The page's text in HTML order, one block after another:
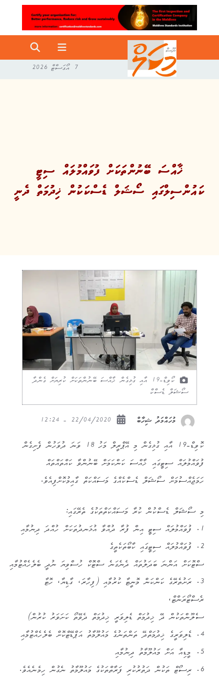
7 އޯގަސްޓް 2026
ޚާއްސަ ބޭނުންތަކަށް ފުވައްމުލައް ސިޓީ
ކައުންސިލްގައި ސޯޝަލް ޑެސްކަކުން ޚިދުމަތް ދެނީ
ކޯވިޑް-19 އާއި ގުޅިގެން ޚާއްސަ ބޭނުންތަކަށް ކުރިޔަށް ގެންދާ
ސޯޝަލް ޑެސްކް
މުހައްމަދު ޝިހާބް
ކޮވިޑް-19 އާއި ގުޅިގެން މި އޭޕްރީލް މަހު 18 ވަނަ ދުވަހުން ފެށިގެން
ފުވައްމުލައް ސިޓީގައި ޚާއްސަ ކަންކަމަށް ބޭނުންވާ ކައްތައްތައް
ހަމަޖެއްސުމަށް ސޯޝަލް ޑެސްކެއްގެ މަސައްކަތް ގާއިމުކޮށްފިއެވެ.
މި ސޯޝަލް ޑެސްކުން ކުރާ މަސައްކަތްތަކުގެ ތެރޭގައި:
1. ފުވައްމުލައް ސިޓީ އިން ފުރާ ދުއްވާ އުޅަނދުތަކަށް ހުއްދަ ދިނުމާއި
2. ފުވައްމުލައް ސިޓީގައި ކާބޯތަކެތީގެ
ސްޓޮކަށް އަންނަ ބަދަލުތައް ދެނެގަނެ ސްޓޮކް ހުސްވިޔަ ނުދީ ބެލެހެއްޓުމާއި
3. ރަށުތެރޭގެ ކަންކަން މޮނީޓާ ކުރުމާއި (ފިހާރަ، ގާޑިޔާ، ހޮޓާ
ރެސްޓޯރަންޓް،
ސެލޫންތަކުން ދޭ ޚިދުމަތް ޑެލިވަރީ ޚިދުމަތް ދެވޭތޯ ކަށަވަރު ކުރުން)
4. ޑެލިވަރީގެ ޚިދުމަތްދޭ ތަންތަނުގެ މައުލޫމާތު އަޕްޑޭޓްކޮށް ބެލެހެއްޓުމާއި
5. މީޑިއާ އަށް މައުލޫމާތު ދިނުމާއި
6. ރިސޯޓް ތަކުން ދަތުރުކުރި ފަރާތްތަކުގެ މައުލޫމާތު ނެގުން ހިމެނެއެވެ.